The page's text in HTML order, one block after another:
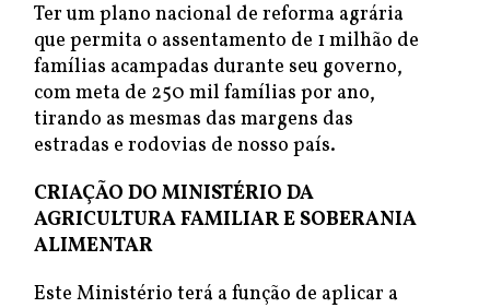
Ter um plano nacional de reforma agrária
que permita o assentamento de 1 milhão de
famílias acampadas durante seu governo,
com meta de 250 mil famílias por ano,
tirando as mesmas das margens das
estradas e rodovias de nosso país.
CRIAÇÃO DO MINISTÉRIO DA
AGRICULTURA FAMILIAR E SOBERANIA
ALIMENTAR
Este Ministério terá a função de aplicar a